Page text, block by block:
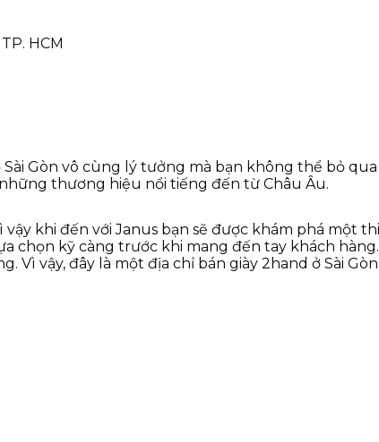
HCM
Gòn vô cùng lý tưởng mà bạn không thể bỏ
thương hiệu nổi tiếng đến từ Châu Âu.
khi đến với Janus bạn sẽ được khám phá một
chọn kỹ càng trước khi mang đến tay khách
Vì vậy, đây là một địa chỉ bán giày 2hand ở Sài